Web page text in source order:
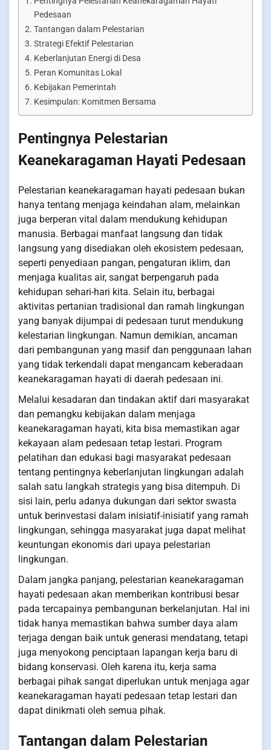
Pedesaan
Tantangan dalam Pelestarian
Strategi Efektif Pelestarian
Keberlanjutan Energi di Desa
Peran Komunitas Lokal
Kebijakan Pemerintah
Kesimpulan: Komitmen Bersama
Pentingnya Pelestarian
Keanekaragaman Hayati Pedesaan
Pelestarian keanekaragaman hayati pedesaan bukan
hanya tentang menjaga keindahan alam, melainkan
juga berperan vital dalam mendukung kehidupan
manusia. Berbagai manfaat langsung dan tidak
langsung yang disediakan oleh ekosistem pedesaan,
seperti penyediaan pangan, pengaturan iklim, dan
menjaga kualitas air, sangat berpengaruh pada
kehidupan sehari-hari kita. Selain itu, berbagai
aktivitas pertanian tradisional dan ramah lingkungan
yang banyak dijumpai di pedesaan turut mendukung
kelestarian lingkungan. Namun demikian, ancaman
dari pembangunan yang masif dan penggunaan lahan
yang tidak terkendali dapat mengancam keberadaan
keanekaragaman hayati di daerah pedesaan ini.
Melalui kesadaran dan tindakan aktif dari masyarakat
dan pemangku kebijakan dalam menjaga
keanekaragaman hayati, kita bisa memastikan agar
kekayaan alam pedesaan tetap lestari. Program
pelatihan dan edukasi bagi masyarakat pedesaan
tentang pentingnya keberlanjutan lingkungan adalah
salah satu langkah strategis yang bisa ditempuh. Di
sisi lain, perlu adanya dukungan dari sektor swasta
untuk berinvestasi dalam inisiatif-inisiatif yang ramah
lingkungan, sehingga masyarakat juga dapat melihat
keuntungan ekonomis dari upaya pelestarian
lingkungan.
Dalam jangka panjang, pelestarian keanekaragaman
hayati pedesaan akan memberikan kontribusi besar
pada tercapainya pembangunan berkelanjutan. Hal ini
tidak hanya memastikan bahwa sumber daya alam
terjaga dengan baik untuk generasi mendatang, tetapi
juga menyokong penciptaan lapangan kerja baru di
bidang konservasi. Oleh karena itu, kerja sama
berbagai pihak sangat diperlukan untuk menjaga agar
keanekaragaman hayati pedesaan tetap lestari dan
dapat dinikmati oleh semua pihak.
Tantangan dalam Pelestarian